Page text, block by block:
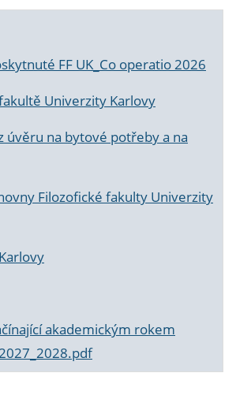
FF UK_Co operatio 2026
Univerzity Karlovy
úvěru na bytové potřeby a na
Filozofické fakulty Univerzity
akademickým rokem